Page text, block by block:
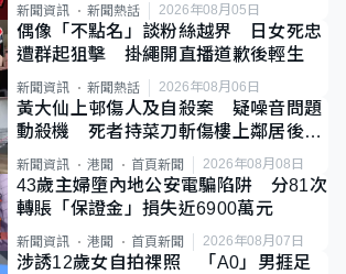
新聞資訊 新聞熱話 2026年08月05日
偶像「不點名」談粉絲越界 日女死忠
遭群起狙擊 掛繩開直播道歉後輕生
新聞資訊 新聞熱話 2026年08月06日
黃大仙上邨傷人及自殺案 疑噪音問題
動殺機 死者持菜刀斬傷樓上鄰居後墮
斃
新聞資訊 港聞 首頁新聞 2026年08月08日
43歲主婦墮內地公安電騙陷阱 分81次
轉賬「保證金」損失近6900萬元
新聞資訊 港聞 首頁新聞 2026年08月07日
涉誘12歲女自拍祼照 「A0」男捱足